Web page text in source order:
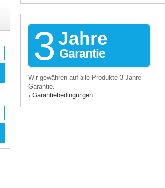
3 Jahre
Garantie
Wir gewähren auf alle Produkte 3 Jahre
Garantie.
› Garantiebedingungen